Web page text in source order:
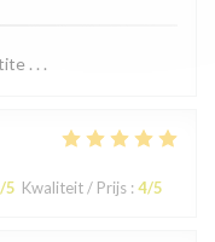
. . .
/5 Kwaliteit / Prijs : 4/5